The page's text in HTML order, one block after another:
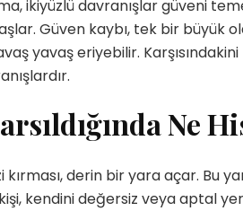
ikiyüzlü davranışlar güveni
Güven kaybı, tek bir büyük
yavaş eriyebilir.
Ne
kırması, derin bir yara açar. Bu
kendini değersiz veya aptal